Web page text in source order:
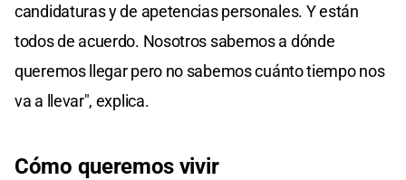
candidaturas y de apetencias personales. Y están
todos de acuerdo. Nosotros sabemos a dónde
queremos llegar pero no sabemos cuánto tiempo nos
va a llevar", explica.
Cómo queremos vivir